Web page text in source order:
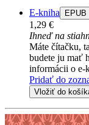
E-kniha EPUB
1,29 €
Ihneď na
Máte čítačku,
budete ju mať
informácii o e-
Pridať do
Vložiť do